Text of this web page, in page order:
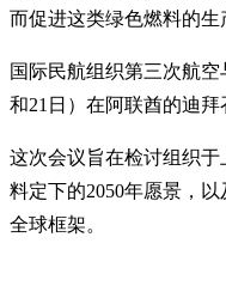
而促进这类绿色燃料的生
国际民航组织第三次航空
和21日）在阿联酋的迪拜
这次会议旨在检讨组织
料定下的2050年愿景，
全球框架。